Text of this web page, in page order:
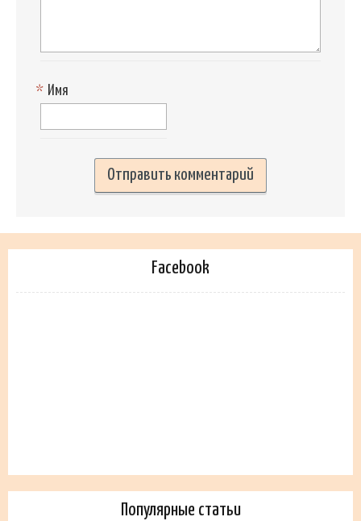
Имя
*
Facebook
Популярные статьи